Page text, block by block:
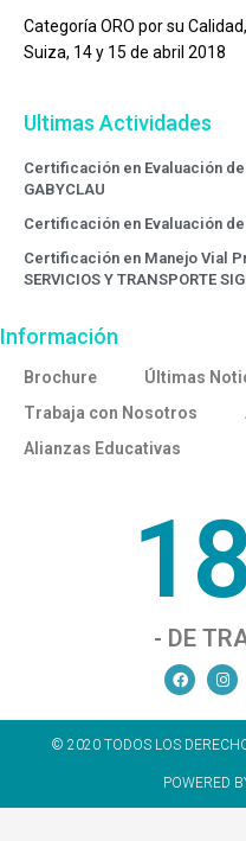
Categoría ORO por su
Suiza, 14 y 15 de abril 2018
Ultimas Actividades
Certificación en Evaluación
GABYCLAU
Certificación en Evaluación
Certificación en Manejo Vial
SERVICIOS Y TRANSPORTE
Información
Brochure
Últimas
Trabaja con Nosotros
Alianzas Educativas
- DE
© 2020 TODOS LOS
POWERED